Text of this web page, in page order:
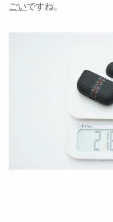
ごいですね。